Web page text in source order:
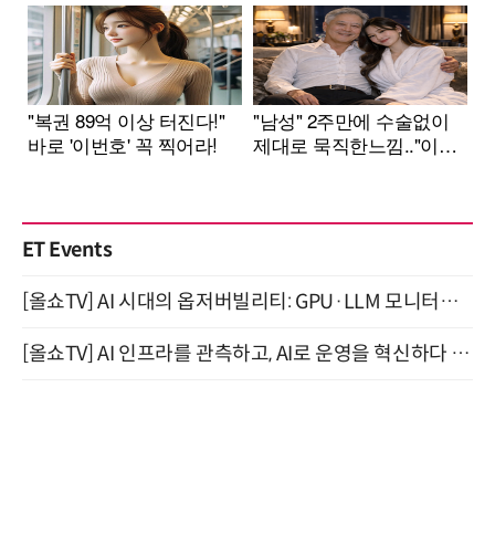
ET Events
[올쇼TV] AI 시대의 옵저버빌리티: GPU·LLM 모니터링부터 AI 기반 장애 대응까지 (8/11 생방송)
[올쇼TV] AI 인프라를 관측하고, AI로 운영을 혁신하다 (8월 11일 생방송)